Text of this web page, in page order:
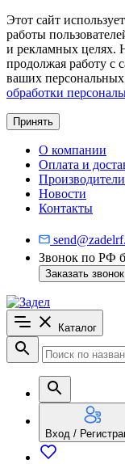
Этот сайт
работы
и рекламных целях.
продолжая работу с
ваших
обработки
Принять
О компании
Оплата и
Производители
Новости
Контакты
Звонок по РФ
Заказать звонок
Каталог
Вход /